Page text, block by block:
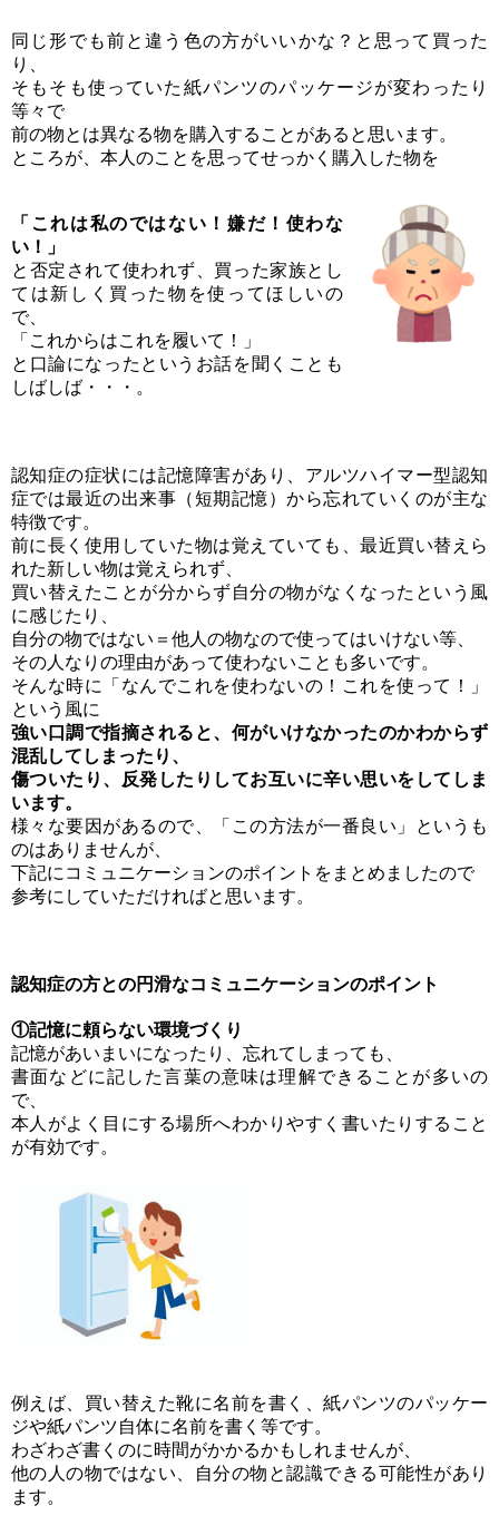
同じ形でも前と違う色の方がいいかな？と思って買った
り、
そもそも使っていた紙パンツのパッケージが変わったり
等々で
前の物とは異なる物を購入することがあると思います。
ところが、本人のことを思ってせっかく購入した物を
「これは私のではない！嫌だ！使わな
い！」
と否定されて使われず、買った家族とし
ては新しく買った物を使ってほしいの
で、
「これからはこれを履いて！」
と口論になったというお話を聞くことも
しばしば・・・。
認知症の症状には記憶障害があり、アルツハイマー型認知
症では最近の出来事（短期記憶）から忘れていくのが主な
特徴です。
前に長く使用していた物は覚えていても、最近買い替えら
れた新しい物は覚えられず、
買い替えたことが分からず自分の物がなくなったという風
に感じたり、
自分の物ではない＝他人の物なので使ってはいけない等、
その人なりの理由があって使わないことも多いです。
そんな時に「なんでこれを使わないの！これを使って！」
という風に
強い口調で指摘されると、何がいけなかったのかわからず
混乱してしまったり、
傷ついたり、反発したりしてお互いに辛い思いをしてしま
います。
様々な要因があるので、「この方法が一番良い」というも
のはありませんが、
下記にコミュニケーションのポイントをまとめましたので
参考にしていただければと思います。
認知症の方との円滑なコミュニケーションのポイント
①記憶に頼らない環境づくり
記憶があいまいになったり、忘れてしまっても、
書面などに記した言葉の意味は理解できることが多いの
で、
本人がよく目にする場所へわかりやすく書いたりすること
が有効です。
例えば、買い替えた靴に名前を書く、紙パンツのパッケー
ジや紙パンツ自体に名前を書く等です。
わざわざ書くのに時間がかかるかもしれませんが、
他の人の物ではない、自分の物と認識できる可能性があり
ます。